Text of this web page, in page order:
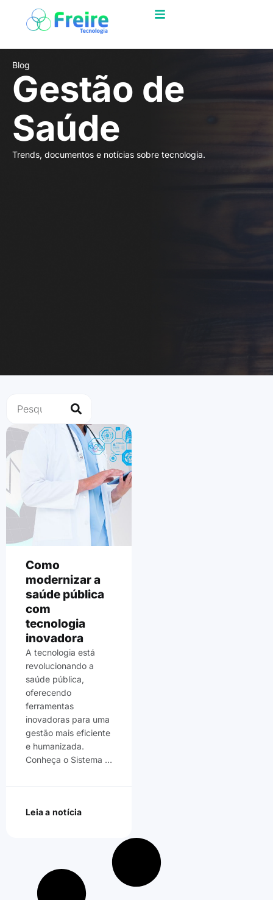
Blog
Gestão de
Saúde
Trends, documentos e notícias sobre tecnologia.
Como
modernizar a
saúde pública
com
tecnologia
inovadora
A tecnologia está
revolucionando a
saúde pública,
oferecendo
ferramentas
inovadoras para uma
gestão mais eficiente
e humanizada.
Conheça o Sistema …
Leia a notícia